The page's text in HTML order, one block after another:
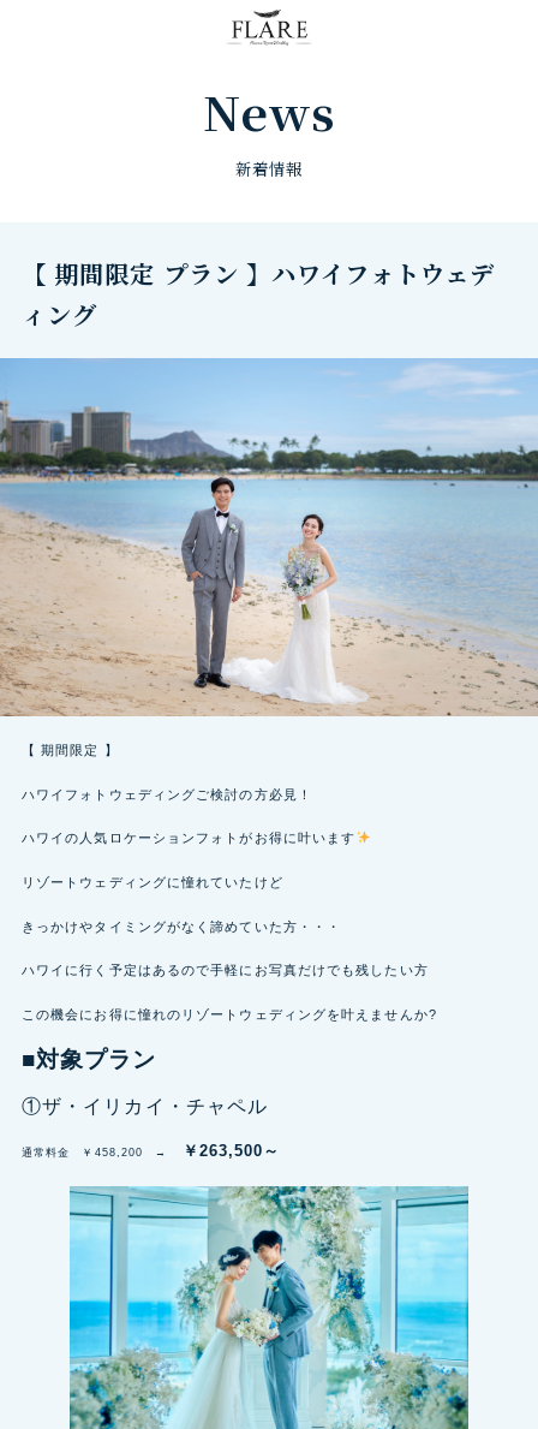
News
新着情報
【 期間限定 プラン 】ハワイフォトウェデ
ィング
【 期間限定 】
ハワイフォトウェディングご検討の方必見！
ハワイの人気ロケーションフォトがお得に叶います
リゾートウェディングに憧れていたけど
きっかけやタイミングがなく諦めていた方・・・
ハワイに行く予定はあるので手軽にお写真だけでも残したい方
この機会にお得に憧れのリゾートウェディングを叶えませんか?
■対象プラン
①ザ・イリカイ・チャペル
通常料金 ￥458,200 → ￥263,500～